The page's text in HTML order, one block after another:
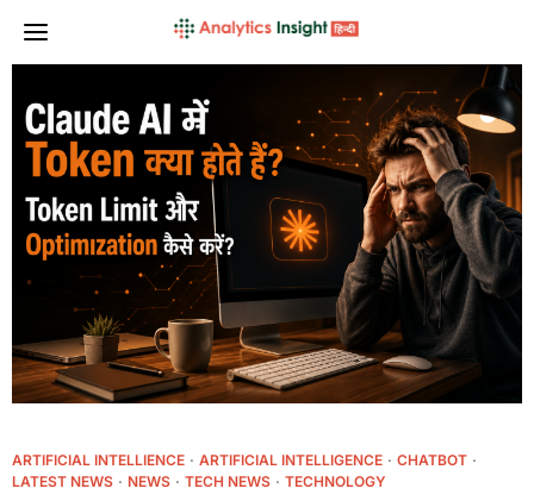
ARTIFICIAL INTELLIENCE · ARTIFICIAL INTELLIGENCE · CHATBOT ·
LATEST NEWS · NEWS · TECH NEWS · TECHNOLOGY